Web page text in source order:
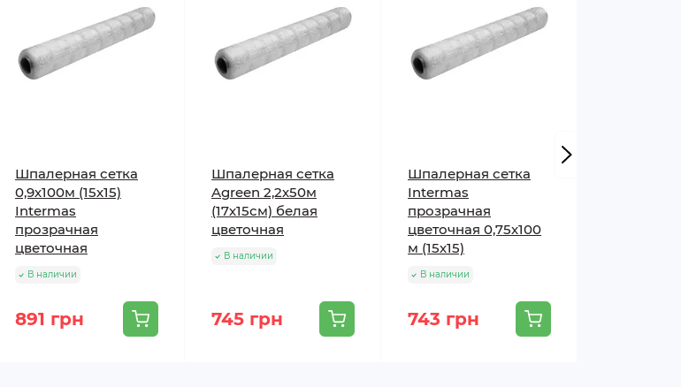
Шпалерная сетка
0,9х100м (15х15)
Intermas
прозрачная
цветочная
В наличии
891 грн
Шпалерная сетка
Agreen 2,2х50м
(17х15см) белая
цветочная
В наличии
745 грн
Шпалерная сетка
Intermas
прозрачная
цветочная 0,75х100
м (15х15)
В наличии
743 грн